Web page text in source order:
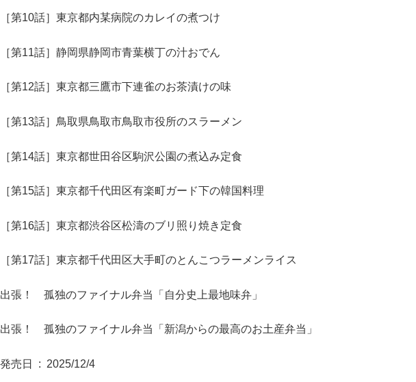
［第10話］東京都内某病院のカレイの煮つけ
［第11話］静岡県静岡市青葉横丁の汁おでん
［第12話］東京都三鷹市下連雀のお茶漬けの味
［第13話］鳥取県鳥取市鳥取市役所のスラーメン
［第14話］東京都世田谷区駒沢公園の煮込み定食
［第15話］東京都千代田区有楽町ガード下の韓国料理
［第16話］東京都渋谷区松濤のブリ照り焼き定食
［第17話］東京都千代田区大手町のとんこつラーメンライス
出張！ 孤独のファイナル弁当「自分史上最地味弁」
出張！ 孤独のファイナル弁当「新潟からの最高のお土産弁当」
発売日 ‏ : ‎ 2025/12/4